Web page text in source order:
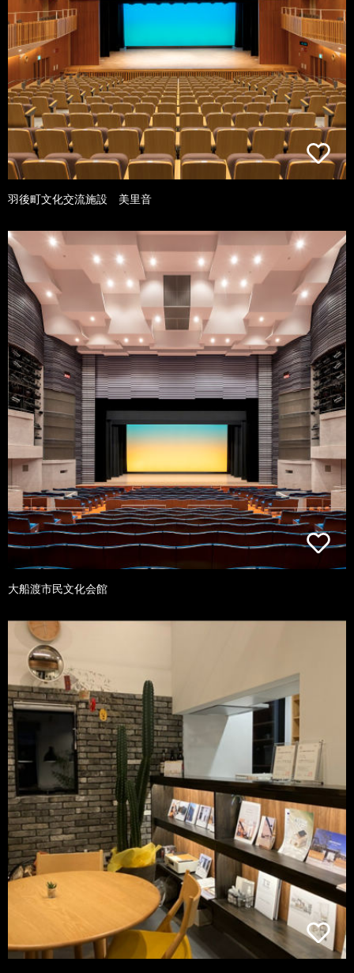
羽後町文化交流施設 美里音
大船渡市民文化会館